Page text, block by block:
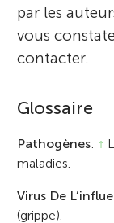
par les
vous
contacter.
Glossaire
Pathogènes: ↑
maladies.
Virus De
(grippe).